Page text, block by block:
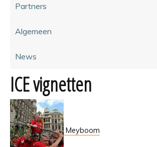
Partners
Algemeen
News
ICE vignetten
Meyboom